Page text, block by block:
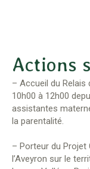
Actions
– Accueil du
10h00 à 12h00
assistantes
la parentalité.
– Porteur du Projet
l’Aveyron sur le